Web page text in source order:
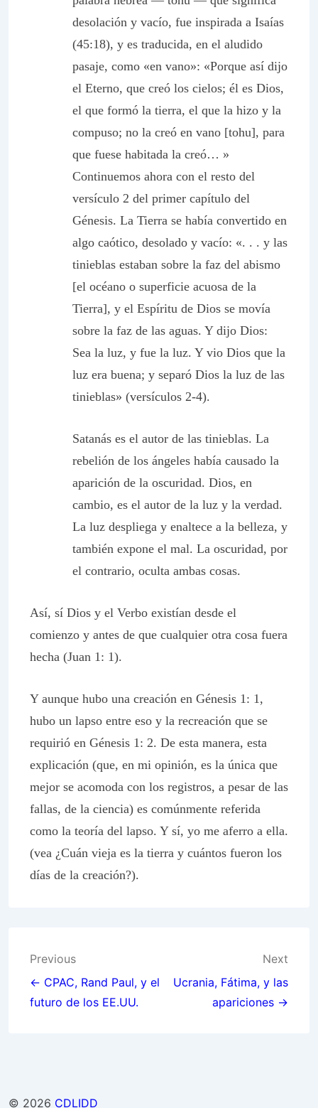
desolación y vacío, fue inspirada a Isaías
(45:18), y es traducida, en el aludido
pasaje, como «en vano»: «Porque así dijo
el Eterno, que creó los cielos; él es Dios,
el que formó la tierra, el que la hizo y la
compuso; no la creó en vano [tohu], para
que fuese habitada la creó… »
Continuemos ahora con el resto del
versículo 2 del primer capítulo del
Génesis. La Tierra se había convertido en
algo caótico, desolado y vacío: «. . . y las
tinieblas estaban sobre la faz del abismo
[el océano o superficie acuosa de la
Tierra], y el Espíritu de Dios se movía
sobre la faz de las aguas. Y dijo Dios:
Sea la luz, y fue la luz. Y vio Dios que la
luz era buena; y separó Dios la luz de las
tinieblas» (versículos 2-4).
Satanás es el autor de las tinieblas. La
rebelión de los ángeles había causado la
aparición de la oscuridad. Dios, en
cambio, es el autor de la luz y la verdad.
La luz despliega y enaltece a la belleza, y
también expone el mal. La oscuridad, por
el contrario, oculta ambas cosas.
Así, sí Dios y el Verbo existían desde el
comienzo y antes de que cualquier otra cosa fuera
hecha (Juan 1: 1).
Y aunque hubo una creación en Génesis 1: 1,
hubo un lapso entre eso y la recreación que se
requirió en Génesis 1: 2. De esta manera, esta
explicación (que, en mi opinión, es la única que
mejor se acomoda con los registros, a pesar de las
fallas, de la ciencia) es comúnmente referida
como la teoría del lapso. Y sí, yo me aferro a ella.
(vea ¿Cuán vieja es la tierra y cuántos fueron los
días de la creación?).
Post
navigation
Previous
← CPAC, Rand Paul, y el
futuro de los EE.UU.
Next
Ucrania, Fátima, y las
apariciones →
© 2026 CDLIDD